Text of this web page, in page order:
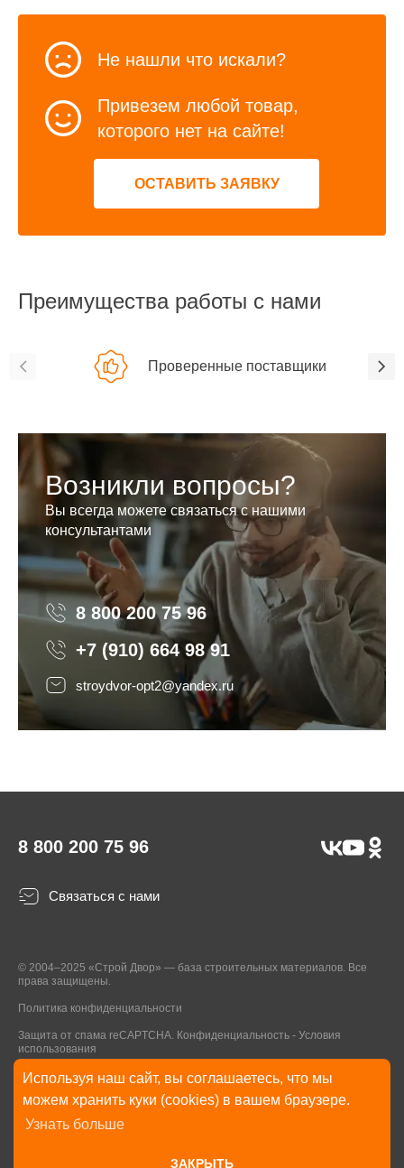
Используя наш сайт, вы соглашаетесь, что мы
можем хранить куки (cookies) в вашем браузере.
Узнать больше
ЗАКРЫТЬ
Не нашли что искали?
Привезем любой товар,
которого нет на сайте!
ОСТАВИТЬ ЗАЯВКУ
Преимущества работы с нами
Проверенные поставщики
Возникли вопросы?
Вы всегда можете связаться с нашими
консультантами
8 800 200 75 96 8 800 200 75 96
+7 (910) 664 98 91
stroydvor-opt2@yandex.ru
8 800 200 75 96
Связаться с нами
© 2004–2025 «Строй Двор» — база строительных материалов. Все
права защищены.
Политика конфиденциальности
Защита от спама reCAPTCHA. Конфиденциальность - Условия
использования
* Указанные на Сайте цены, комплектации, описания и технические
характеристики могут быть изменены в любое время без уведомления
пользователей Сайта. Внешний вид товаров и упаковки может